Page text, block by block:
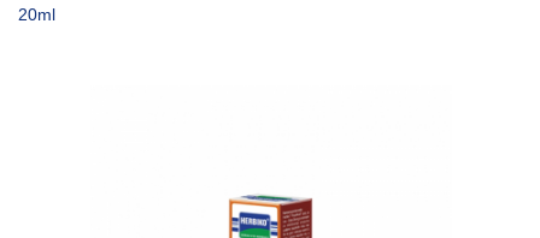
20ml